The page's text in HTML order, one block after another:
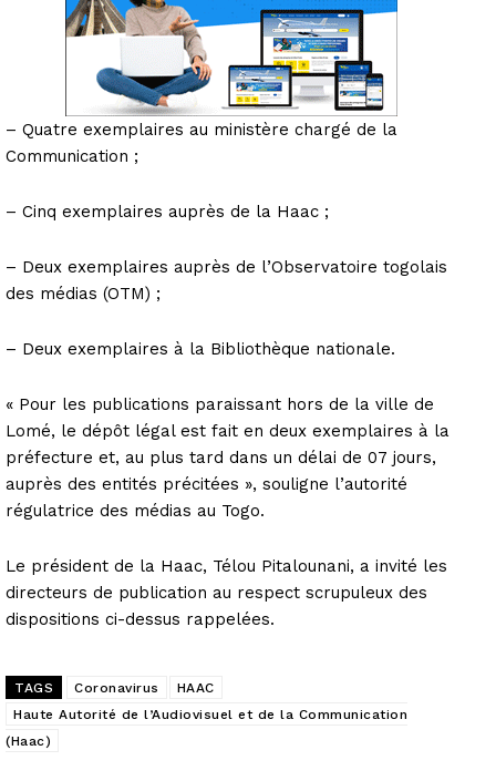
– Quatre exemplaires au ministère chargé de la
Communication ;
– Cinq exemplaires auprès de la Haac ;
– Deux exemplaires auprès de l’Observatoire togolais
des médias (OTM) ;
– Deux exemplaires à la Bibliothèque nationale.
« Pour les publications paraissant hors de la ville de
Lomé, le dépôt légal est fait en deux exemplaires à la
préfecture et, au plus tard dans un délai de 07 jours,
auprès des entités précitées », souligne l’autorité
régulatrice des médias au Togo.
Le président de la Haac, Télou Pitalounani, a invité les
directeurs de publication au respect scrupuleux des
dispositions ci-dessus rappelées.
TAGS Coronavirus
HAAC
Haute Autorité de l’Audiovisuel et de la Communication
(Haac)